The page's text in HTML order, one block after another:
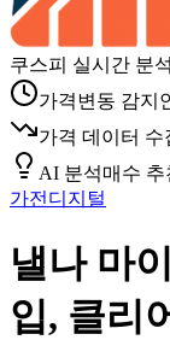
쿠스피 실시간 분석
가격변동 감지
가격 데이터 수
AI 분석매수 추
가전디지털
낼나 마
입, 클리